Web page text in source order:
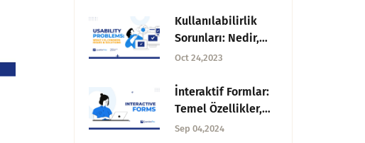
Kullanılabilirlik
Sorunları: Nedir,
Yaygın Sorunlar ve
Oct 24,2023
İnteraktif Formlar:
Temel Özellikler,
Faydalar, Kullanım
Sep 04,2024